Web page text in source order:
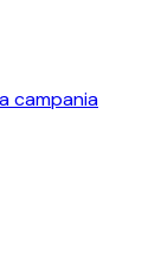
campania